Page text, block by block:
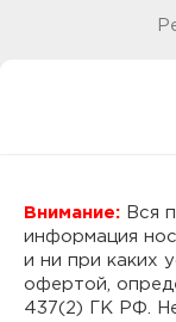
Внимание: Вся
информация
и ни при каких
офертой,
437(2) ГК РФ.